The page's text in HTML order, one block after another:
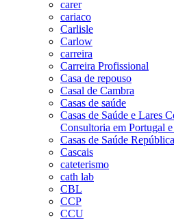
carer
cariaco
Carlisle
Carlow
carreira
Carreira Profissional
Casa de repouso
Casal de Cambra
Casas de saúde
Casas de Saúde e Lares
Consultoria em Portugal
Casas de Saúde
Cascais
cateterismo
cath lab
CBL
CCP
CCU